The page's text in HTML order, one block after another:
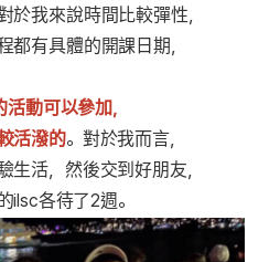
於我來說時間比較彈性，
都有具體的開課日期，
動可以參加，
活潑的。對於我而言，
活，然後交到好朋友，
ilsc各待了2週。